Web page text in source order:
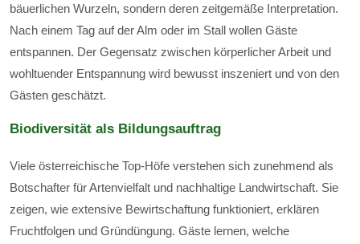
bäuerlichen Wurzeln, sondern deren zeitgemäße Interpretation.
Nach einem Tag auf der Alm oder im Stall wollen Gäste
entspannen. Der Gegensatz zwischen körperlicher Arbeit und
wohltuender Entspannung wird bewusst inszeniert und von den
Gästen geschätzt.
Biodiversität als Bildungsauftrag
Viele österreichische Top-Höfe verstehen sich zunehmend als
Botschafter für Artenvielfalt und nachhaltige Landwirtschaft. Sie
zeigen, wie extensive Bewirtschaftung funktioniert, erklären
Fruchtfolgen und Gründüngung. Gäste lernen, welche